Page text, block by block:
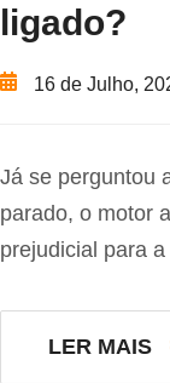
ligado?
16 de Julho,
Já se perguntou
parado, o motor
prejudicial para
LER MAIS